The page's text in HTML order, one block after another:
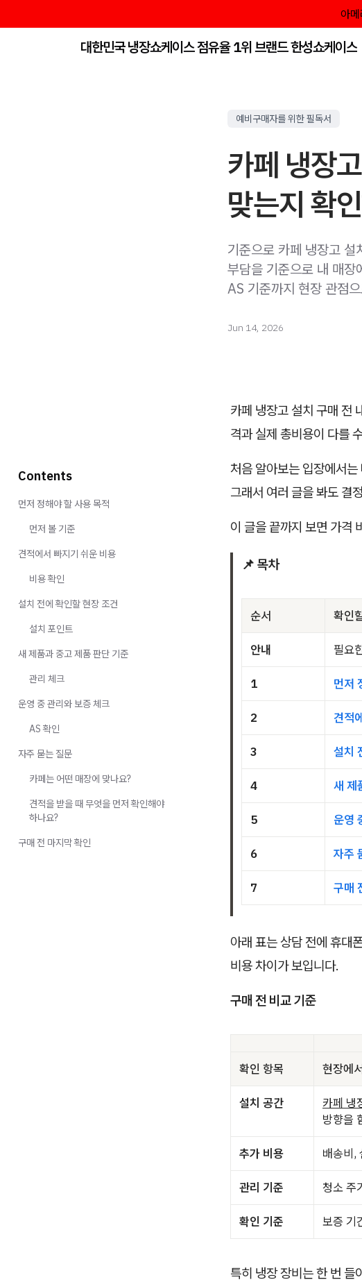
아
대한민국 냉장쇼케이스 점유율 1위 브랜드 한성쇼케이스
예비구매자를 위한 필독서
카페 냉장
맞는지 확
기준으로 카페 냉장고
부담을 기준으로 내 매장
AS 기준까지 현장 관점
Jun 14, 2026
카페 냉장고 설치 구매 전
격과 실제 총비용이 다를
처음 알아보는 입장에서
그래서 여러 글을 봐도 결
이 글을 끝까지 보면 가격
📌 목차
순서 확인
안내 필요
1 먼저
2 견적
3 설치
4 새 제
5 운영
6 자주
7 구매
아래 표는 상담 전에 휴대
비용 차이가 보입니다.
구매 전 비교 기준
확인 항목 현장에
설치 공간 카페 냉
방향을
추가 비용 배송비,
관리 기준 청소 주
확인 기준 보증 기
특히 냉장 장비는 한 번 들
Contents
먼저 정해야 할 사용 목적
먼저 볼 기준
견적에서 빠지기 쉬운 비용
비용 확인
설치 전에 확인할 현장 조건
설치 포인트
새 제품과 중고 제품 판단 기준
관리 체크
운영 중 관리와 보증 체크
AS 확인
자주 묻는 질문
카페는 어떤 매장에 맞나요?
견적을 받을 때 무엇을 먼저 확인해야
하나요?
구매 전 마지막 확인